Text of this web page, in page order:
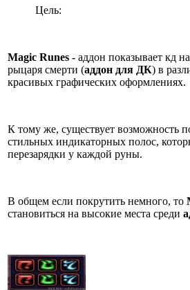
Цель:
Magic Runes - аддон показывает кд
рыцаря смерти (аддон для ДК) в
красивых графических оформлениях.
К тому же, существует возможность
стильных индикаторных полос,
перезарядки у каждой руны.
В общем если покрутить немного, то
становиться на высокие места среди